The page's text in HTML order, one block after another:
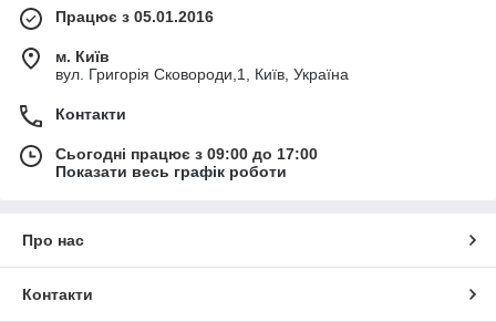
Працює з 05.01.2016
м. Київ
вул. Григорія Сковороди,1, Київ, Україна
Контакти
Сьогодні працює з 09:00 до 17:00
Показати весь графік роботи
Про нас
Контакти